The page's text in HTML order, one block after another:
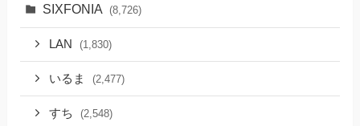
SIXFONIA (8,726)
LAN (1,830)
いるま (2,477)
すち (2,548)